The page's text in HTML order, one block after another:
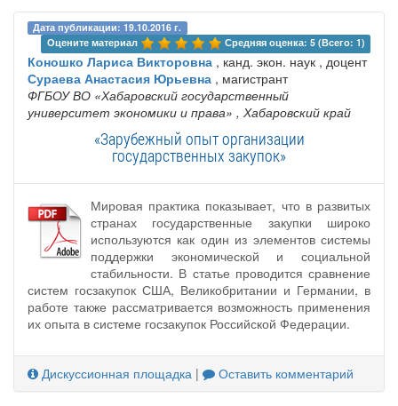
Дата публикации: 19.10.2016 г.
Оцените материал
Средняя оценка: 5 (Всего: 1)
Коношко Лариса Викторовна , канд. экон. наук , доцент
Сураева Анастасия Юрьевна , магистрант
ФГБОУ ВО «Хабаровский государственный
университет экономики и права» , Хабаровский край
«Зарубежный опыт организации
государственных закупок»
Мировая практика показывает, что в развитых
странах государственные закупки широко
используются как один из элементов системы
поддержки экономической и социальной
стабильности. В статье проводится сравнение
систем госзакупок США, Великобритании и Германии, в
работе также рассматривается возможность применения
их опыта в системе госзакупок Российской Федерации.
Дискуссионная площадка | Оставить комментарий